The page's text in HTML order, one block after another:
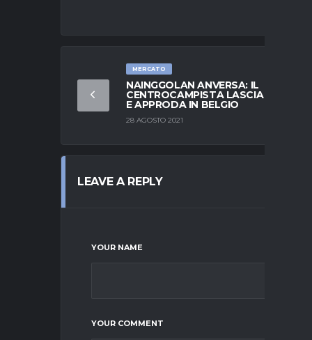
MERCATO
NAINGGOLAN ANVERSA: IL
CENTROCAMPISTA LASCIA L’ITALIA
E APPRODA IN BELGIO
28 AGOSTO 2021
LEAVE A REPLY
YOUR NAME
YOUR COMMENT